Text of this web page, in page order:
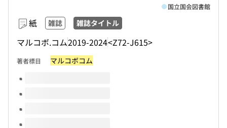
紙 雑誌 雑誌タイトル
マルコボ.コム2019-2024<Z72-J615>
国立国会図書館
著者標目 マルコボコム
このタイトルの巻号